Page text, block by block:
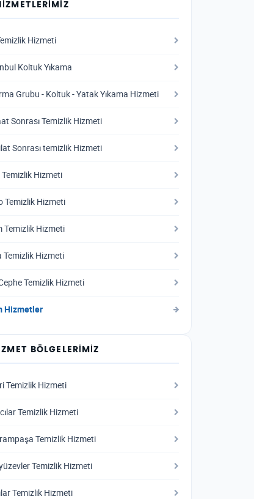
Hizmeti
Koltuk Yıkama
Grubu - Koltuk - Yatak Yıkama Hizmeti
Sonrası Temizlik Hizmeti
Sonrası temizlik Hizmeti
Hizmeti
Temizlik Hizmeti
Temizlik Hizmeti
Temizlik Hizmeti
Temizlik Hizmeti
Hizmetler
BÖLGELERIMIZ
Temizlik Hizmeti
Temizlik Hizmeti
Temizlik Hizmeti
Temizlik Hizmeti
Temizlik Hizmeti